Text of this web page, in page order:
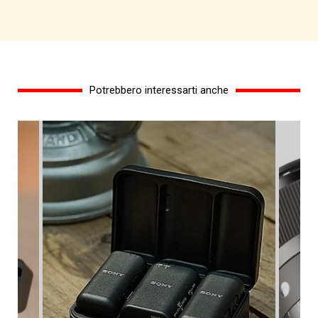
Potrebbero interessarti anche